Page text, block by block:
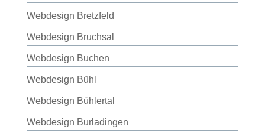
Webdesign Bretzfeld
Webdesign Bruchsal
Webdesign Buchen
Webdesign Bühl
Webdesign Bühlertal
Webdesign Burladingen